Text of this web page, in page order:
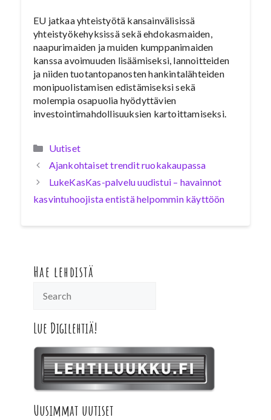
EU jatkaa yhteistyötä kansainvälisissä
yhteistyökehyksissä sekä ehdokasmaiden,
naapurimaiden ja muiden kumppanimaiden
kanssa avoimuuden lisäämiseksi, lannoitteiden
ja niiden tuotantopanosten hankintalähteiden
monipuolistamisen edistämiseksi sekä
molempia osapuolia hyödyttävien
investointimahdollisuuksien kartoittamiseksi.
Kategoriat
Uutiset
Ajankohtaiset trendit ruokakaupassa
LukeKasKas-palvelu uudistui – havainnot
kasvintuhoojista entistä helpommin käyttöön
Hae lehdistä
Lue Digilehtiä!
Uusimmat uutiset